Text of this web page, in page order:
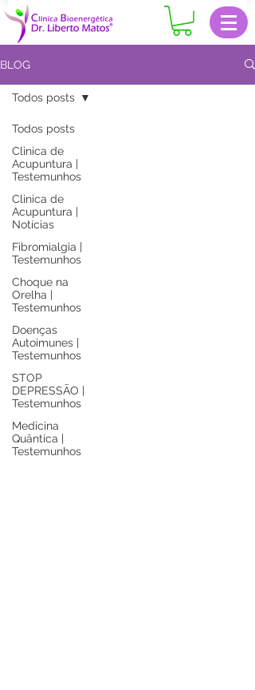
BLOG
Todos posts
Clinica de
Acupuntura |
Testemunhos
Clinica de
Acupuntura |
Notícias
Fibromialgia |
Testemunhos
Choque na
Orelha |
Testemunhos
Doenças
Autoimunes |
Testemunhos
STOP
DEPRESSÃO |
Testemunhos
Medicina
Quântica |
Testemunhos
Todos posts